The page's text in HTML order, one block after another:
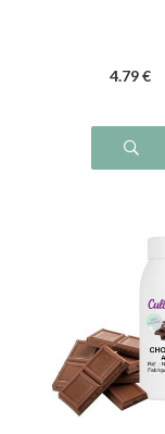
4.79 €